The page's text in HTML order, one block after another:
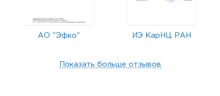
АО "Эфко" ИЭ КарНЦ РАН
Показать больше отзывов